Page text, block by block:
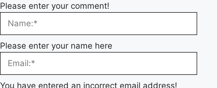
Please enter your comment!
Please enter your name here
You have entered an incorrect email address!